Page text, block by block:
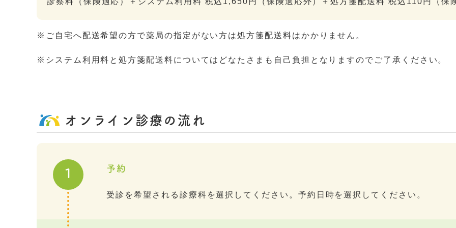
※ご自宅へ配送希望の方で薬局の指定がない方は処方箋配送料はかかりません。
※システム利用料と処方箋配送料についてはどなたさまも自己負担となりますのでご了承ください。
オンライン診療の流れ
1 予約
受診を希望される診療科を選択してください。予約日時を選択してください。